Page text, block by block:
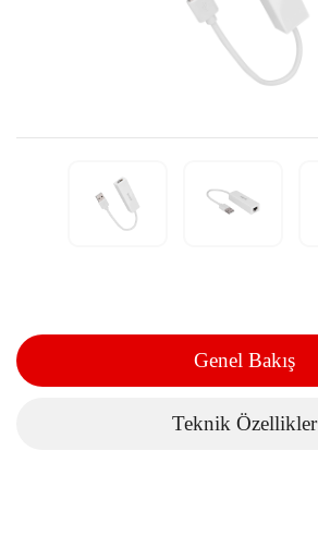
Genel Bakış
Teknik Özellikler